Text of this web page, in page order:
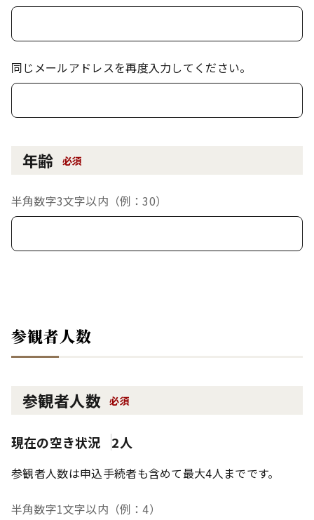
同じメールアドレスを再度入力してください。
年齢 必須
半角数字3文字以内（例：30）
参観者人数
参観者人数 必須
現在の空き状況 2人
参観者人数は申込手続者も含めて最大4人までです。
半角数字1文字以内（例：4）